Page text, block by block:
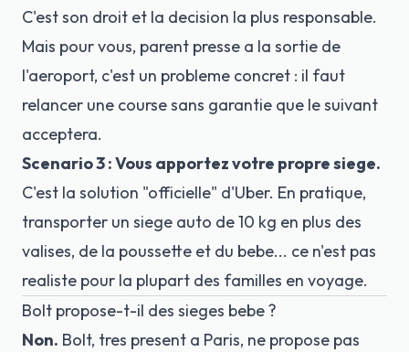
C'est son droit et la decision la plus responsable.
Mais pour vous, parent presse a la sortie de
l'aeroport, c'est un probleme concret : il faut
relancer une course sans garantie que le suivant
acceptera.
Scenario 3 : Vous apportez votre propre siege.
C'est la solution "officielle" d'Uber. En pratique,
transporter un siege auto de 10 kg en plus des
valises, de la poussette et du bebe... ce n'est pas
realiste pour la plupart des familles en voyage.
Bolt propose-t-il des sieges bebe ?
Non. Bolt, tres present a Paris, ne propose pas